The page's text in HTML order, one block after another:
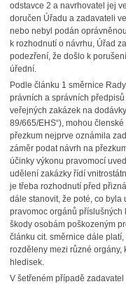
odstavce 2 a navrhovatel jej
doručen Úřadu a zadavateli
nebo nebyl podán
k rozhodnutí o návrhu, Úřad
podezření, že došlo k
úřední.
Podle článku 1 směrnice
právních a správních
veřejných zakázek na
89/665/EHS“), mohou
přezkum nejprve oznámila
záměr podat návrh na
účinky výkonu pravomocí
udělení zakázky řídí
je třeba rozhodnutí před
dále stanovit, že poté, co byla
pravomoc orgánů
škody osobám poškozeným
článku cit. směrnice dále
rozděleny mezi různé orgány,
hledisek.
V šetřeném případě